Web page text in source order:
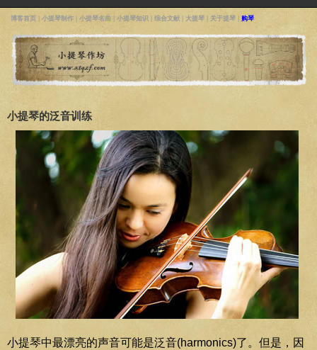
博客首页 小提琴制作 小提琴名曲 小提琴知识 综合文献 大提琴 关于提琴 购琴
小提琴的泛音训练
小提琴中最漂亮的声音可能是泛音(harmonics)了。但是，因